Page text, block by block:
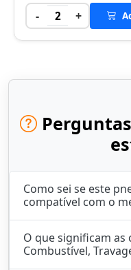
- 2 +
Como sei se este
compatível com o
O que significam as
Combustível,